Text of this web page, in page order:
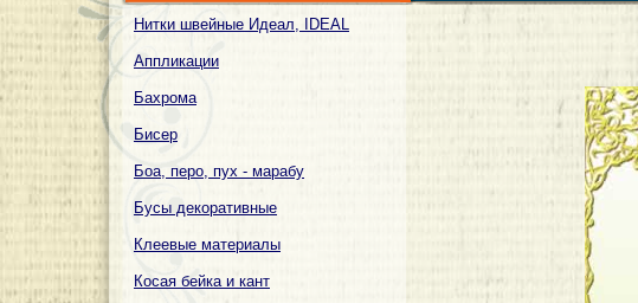
Нитки швейные Идеал, IDEAL
Аппликации
Бахрома
Бисер
Боа, перо, пух - марабу
Бусы декоративные
Клеевые материалы
Косая бейка и кант